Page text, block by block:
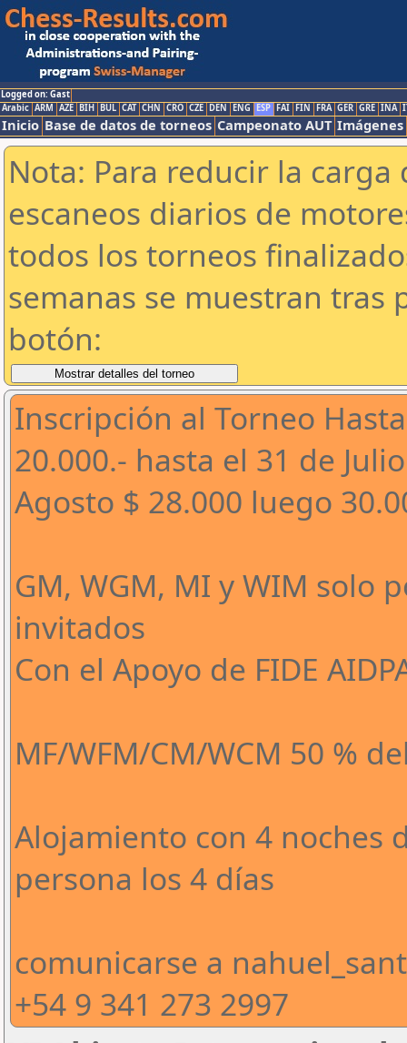
Logged on: Gast
Arabic ARM AZE BIH BUL CAT CHN CRO CZE DEN ENG ESP FAI FIN FRA GER GRE INA
Inicio Base de datos de torneos Campeonato AUT Imágenes
Nota: Para reducir la
escaneos diarios de
todos los torneos
semanas se muestran tras
botón:
Inscripción al Torneo
20.000.- hasta el 31 de
Agosto $ 28.000 luego
GM, WGM, MI y WIM solo
invitados
Con el Apoyo de FIDE
MF/WFM/CM/WCM 50 %
Alojamiento con 4 noches
persona los 4 días
comunicarse a
+54 9 341 273 2997